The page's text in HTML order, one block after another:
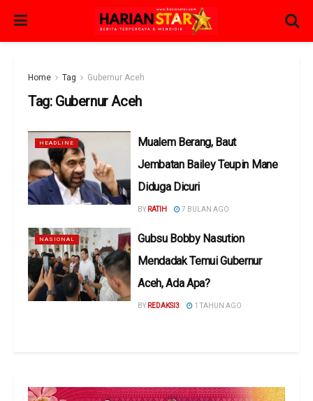
Home Tag Gubernur Aceh
Tag: Gubernur Aceh
HEADLINE
Mualem Berang, Baut
Jembatan Bailey Teupin Mane
Diduga Dicuri
BY RATIH 7 BULAN AGO
NASIONAL
Gubsu Bobby Nasution
Mendadak Temui Gubernur
Aceh, Ada Apa?
BY REDAKSI3 1 TAHUN AGO